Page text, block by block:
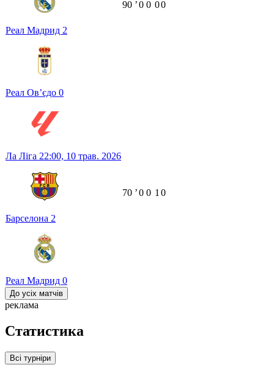
Реал Мадрид 2
Реал Ов’єдо 0
90 ʼ0 0 00
Ла Ліга 22:00, 10 трав. 2026
Барселона 2
Реал Мадрид 0
70 ʼ0 0 1 0
До усіх матчів
реклама
Статистика
Всі турніри